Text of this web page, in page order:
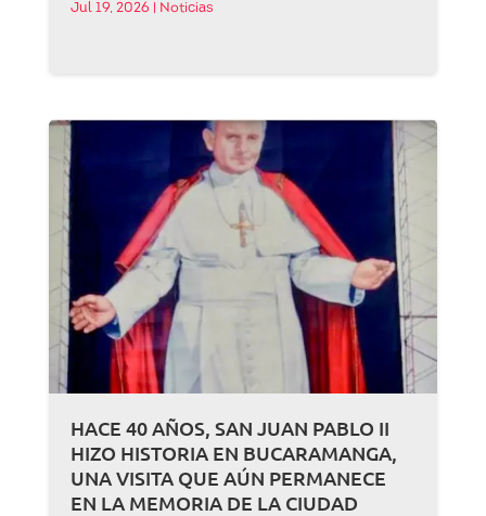
Jul 19, 2026 Noticias
HACE 40 AÑOS, SAN JUAN PABLO II
HIZO HISTORIA EN BUCARAMANGA,
UNA VISITA QUE AÚN PERMANECE
EN LA MEMORIA DE LA CIUDAD